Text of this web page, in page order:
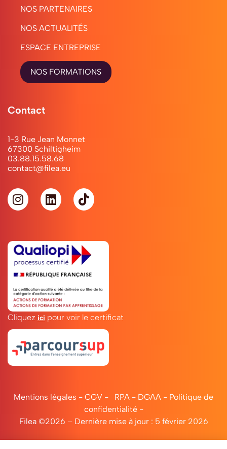
NOS PARTENAIRES
NOS ACTUALITÉS
ESPACE ENTREPRISE
NOS FORMATIONS
Contact
1-3 Rue Jean Monnet
67300 Schiltigheim
03.88.15.58.68
contact@filea.eu
Cliquez ici pour voir le certificat
Mentions légales - CGV - RPA - DGAA - Politique de
confidentialité-
Filea ©2026 – Dernière mise à jour : 5 février 2026